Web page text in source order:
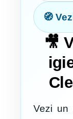
🧭
🎥
Vezi un